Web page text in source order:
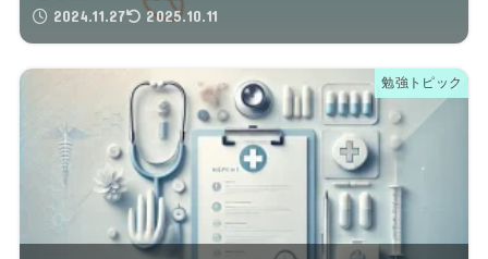
2024.11.27
2025.10.11
勉強トピック